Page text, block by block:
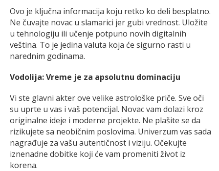
Ovo je ključna informacija koju retko ko deli besplatno.
Ne čuvajte novac u slamarici jer gubi vrednost. Uložite
u tehnologiju ili učenje potpuno novih digitalnih
veština. To je jedina valuta koja će sigurno rasti u
narednim godinama.
Vodolija: Vreme je za apsolutnu dominaciju
Vi ste glavni akter ove velike astrološke priče. Sve oči
su uprte u vas i vaš potencijal. Novac vam dolazi kroz
originalne ideje i moderne projekte. Ne plašite se da
rizikujete sa neobičnim poslovima. Univerzum vas sada
nagrađuje za vašu autentičnost i viziju. Očekujte
iznenadne dobitke koji će vam promeniti život iz
korena.